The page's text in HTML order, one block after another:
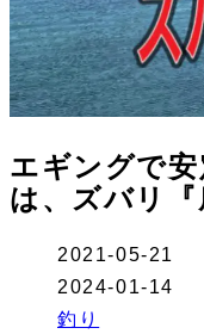
エギングで
は、ズバリ『
2021-05-21
2024-01-14
釣り